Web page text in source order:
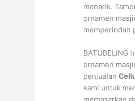
menarik.
ornamen
memperindah
BATUBELING
ornamen
penjualan
kami untuk
memasarkan